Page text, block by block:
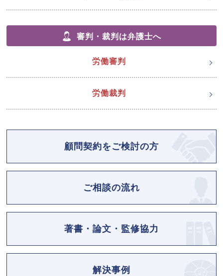
審判・裁判は弁護士へ
労働審判
労働裁判
顧問契約をご検討の方
ご相談の流れ
著書・論文・監修協力
解決事例